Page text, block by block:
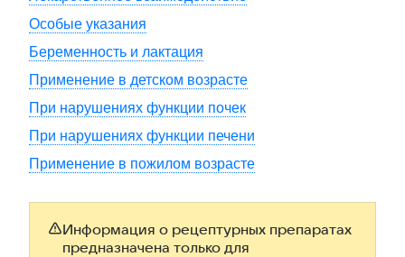
Особые указания
Беременность и лактация
Применение в детском возрасте
При нарушениях функции почек
При нарушениях функции печени
Применение в пожилом возрасте
Информация о рецептурных препаратах
предназначена только для